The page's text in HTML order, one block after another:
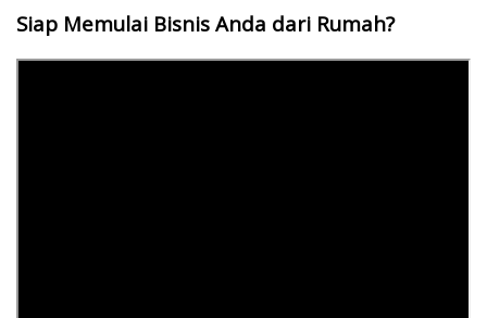
Siap Memulai Bisnis Anda dari Rumah?